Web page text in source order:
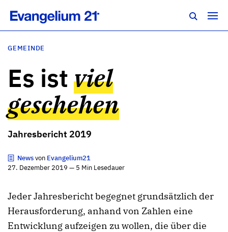
GEMEINDE
Es istviel
geschehen
Jahresbericht 2019
Newsvon Evangelium21
27. Dezember 2019 — 5 Min Lesedauer
Jeder Jahresbericht begegnet grundsätzlich der
Herausforderung, anhand von Zahlen eine
Entwicklung aufzeigen zu wollen, die über die